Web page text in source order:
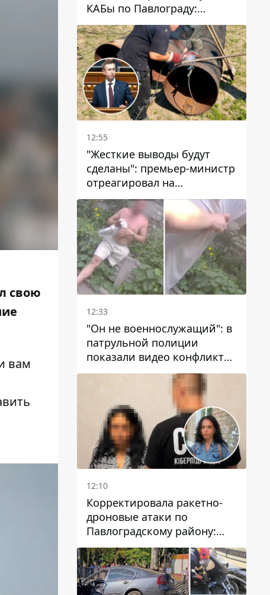
свою
вам
КАБы по Павлограду:
пострадал мужчина, в небо
поднимается столб дыма
12:55
"Жесткие выводы будут
сделаны": премьер-министр
отреагировал на
несколькодневное
отсутствие воды в Марганце
12:33
"Он не военнослужащий": в
патрульной полиции
показали видео конфликта
с мужчиной без ноги на
проспекте Поля в Днепре
12:10
Корректировала ракетно-
дроновые атаки по
Павлоградскому району:
задержали вражескую
агентку